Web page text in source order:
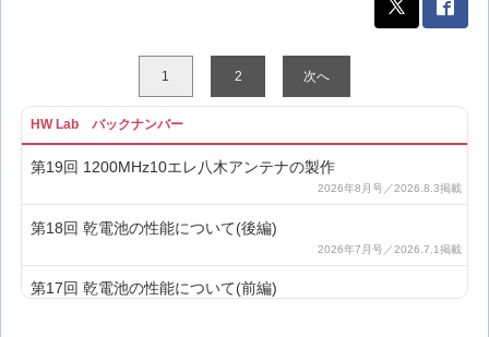
1 2 次へ
HW Lab バックナンバー
第19回 1200MHz10エレ八木アンテナの製作
第18回 乾電池の性能について(後編)
第17回 乾電池の性能について(前編)